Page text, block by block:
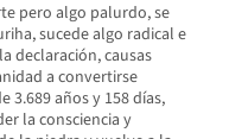
pero algo palurdo, se
sucede algo radical e
declaración, causas
a convertirse
3.689 años y 158 días,
la consciencia y